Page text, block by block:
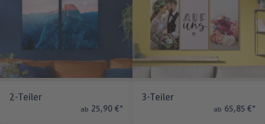
2-Teiler
ab 25,90 €*
3-Teiler
ab 65,85 €*